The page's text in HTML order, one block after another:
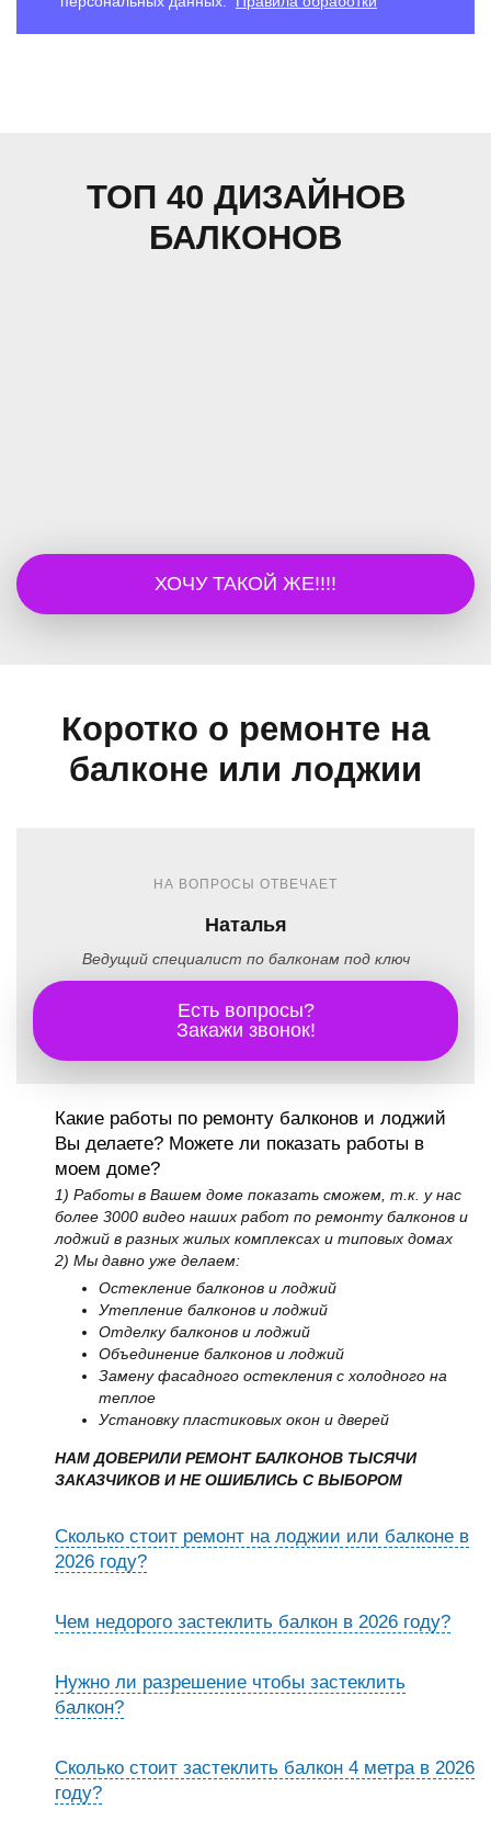
ТОП 40 ДИЗАЙНОВ
БАЛКОНОВ
ХОЧУ ТАКОЙ ЖЕ!!!!
Коротко о ремонте на
балконе или лоджии
НА ВОПРОСЫ ОТВЕЧАЕТ
Наталья
Ведущий специалист по балконам под ключ
Есть вопросы?
Закажи звонок!
Какие работы по ремонту балконов и лоджий
Вы делаете? Можете ли показать работы в
моем доме?
1) Работы в Вашем доме показать сможем, т.к. у нас
более 3000 видео наших работ по ремонту балконов и
лоджий в разных жилых комплексах и типовых домах
2) Мы давно уже делаем:
Остекление балконов и лоджий
Утепление балконов и лоджий
Отделку балконов и лоджий
Объединение балконов и лоджий
Замену фасадного остекления с холодного на
теплое
Установку пластиковых окон и дверей
НАМ ДОВЕРИЛИ РЕМОНТ БАЛКОНОВ ТЫСЯЧИ
ЗАКАЗЧИКОВ И НЕ ОШИБЛИСЬ С ВЫБОРОМ
Сколько стоит ремонт на лоджии или балконе в
2026 году?
Чем недорого застеклить балкон в 2026 году?
Нужно ли разрешение чтобы застеклить
балкон?
Сколько стоит застеклить балкон 4 метра в 2026
году?